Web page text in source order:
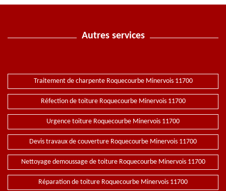
Autres services
Traitement de charpente Roquecourbe Minervois 11700
Réfection de toiture Roquecourbe Minervois 11700
Urgence toiture Roquecourbe Minervois 11700
Devis travaux de couverture Roquecourbe Minervois 11700
Nettoyage demoussage de toiture Roquecourbe Minervois 11700
Réparation de toiture Roquecourbe Minervois 11700